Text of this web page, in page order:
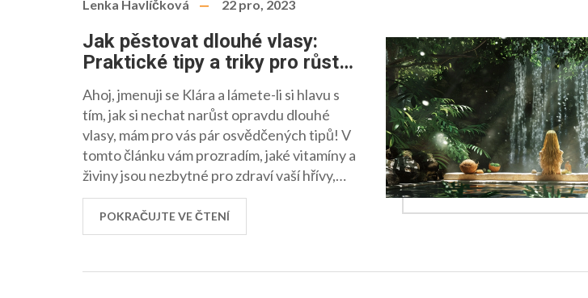
Lenka Havlíčková 22 pro, 2023
Jak pěstovat dlouhé vlasy:
Praktické tipy a triky pro růst
Ahoj, jmenuji se Klára a lámete-li si hlavu s
tím, jak si nechat narůst opravdu dlouhé
vlasy, mám pro vás pár osvědčených tipů! V
tomto článku vám prozradím, jaké vitamíny a
živiny jsou nezbytné pro zdraví vaší hřívy,
jaké vlasové masky a oleje mě osobně
pomohly a proč je důležité vlasy pravidelně
stříhat. Také vás naučím, jak se vyhnout
brzdit, a podělím se o své zkušenosti s
POKRAČUJTE VE ČTENÍ